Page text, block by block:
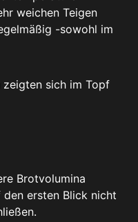
weichen Teigen
-sowohl im
zeigten sich im Topf
Brotvolumina
ersten Blick nicht